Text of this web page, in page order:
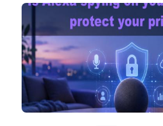
wird und sogar je nach Verkaufsort. G